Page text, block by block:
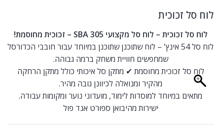
לוח סל זכוכית
לוח סל זכוכית – לוח סל מקצועי SBA 305 – זכוכית מחוסמת!
לוח סל 54 אינץ' – לוח שתוכנן שתוכנן במיוחד עבור חובבי הכדורסל
שמחפשים חוויית משחק ברמה גבוהה.
לוח סל זכוכית מחוסמת ✔ מתקן סל איכותי כולל מתקן הרחקה
מהקיר ומנואלה לכיוונן גובה מהיר.
מתאים במיוחד למוסדות לימוד, מועדוני נוער ומקומות עבודה.
ישירות מהיבואן ספורט אנד פול